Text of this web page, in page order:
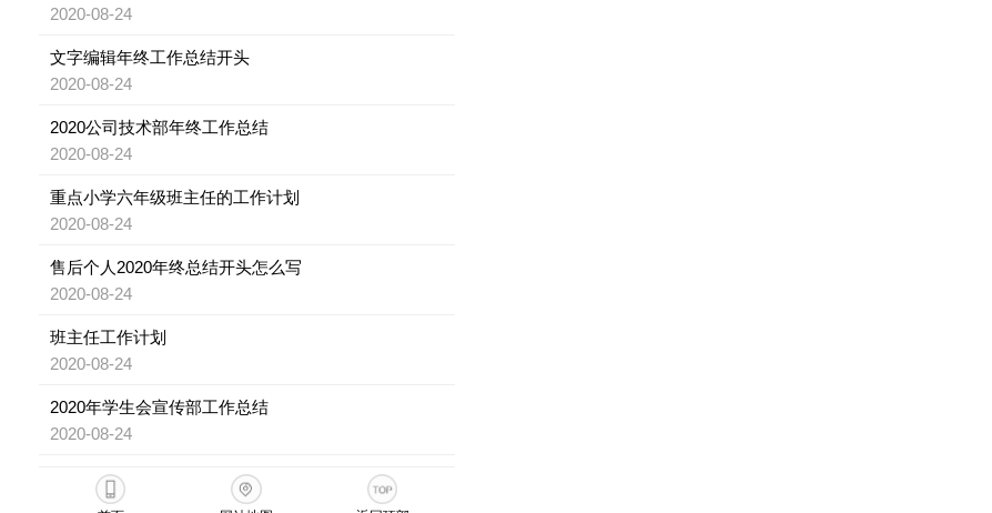
2020-08-24
文字编辑年终工作总结开头
2020-08-24
2020公司技术部年终工作总结
2020-08-24
重点小学六年级班主任的工作计划
2020-08-24
售后个人2020年终总结开头怎么写
2020-08-24
班主任工作计划
2020-08-24
2020年学生会宣传部工作总结
2020-08-24